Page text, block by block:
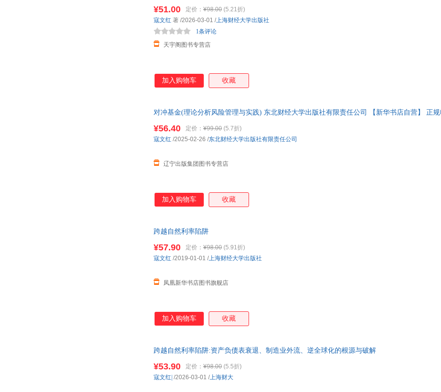
¥51.00 定价： ¥98.00 (5.21折)
天宇阁图书专营店
1条评论
寇文红 著 /2026-03-01 /上海财经大学出版社
加入购物车 收藏
对冲基金(理论分析风险管理与实践) 东北财经大学出版社有限责任公司 【新华书店自营】 正
¥56.40 定价： ¥99.00 (5.7折)
辽宁出版集团图书专营店
寇文红 /2025-02-26 /东北财经大学出版社有限责任公司
加入购物车 收藏
跨越自然利率陷阱
¥57.90 定价： ¥98.00 (5.91折)
凤凰新华书店图书旗舰店
寇文红 /2019-01-01 /上海财经大学出版社
加入购物车 收藏
跨越自然利率陷阱:资产负债表衰退、制造业外流、逆全球化的根源与破解
¥53.90 定价： ¥98.00 (5.5折)
寇文红| /2026-03-01 /上海财大